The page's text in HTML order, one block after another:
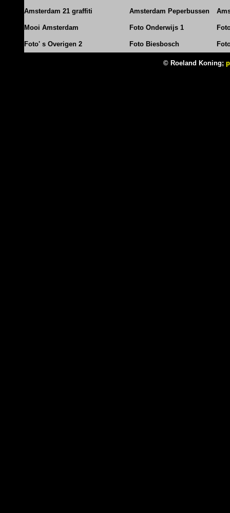
Amsterdam 21 graffiti Amsterdam Peperbussen
Mooi Amsterdam Foto Onderwijs 1
Foto' s Overigen 2 Foto Biesbosch
© Roeland Koning;